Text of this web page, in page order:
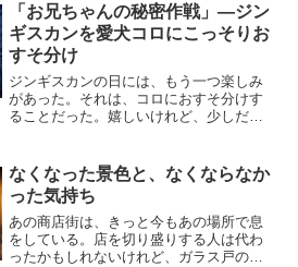
「お兄ちゃんの秘密作戦」―ジン
ギスカンを愛犬コロにこっそりお
すそ分け
ジンギスカンの日には、もう一つ楽しみ
があった。それは、コロにおすそ分けす
ることだった。嬉しいけれど、少しだけ
ロがいる。黒い毛をしたアラスカ犬の雑
種で、体は大きくて優しい...
なくなった景色と、なくならなか
った気持ち
あの商店街は、きっと今もあの場所で息
をしている。店を切り盛りする人は代わ
ったかもしれないけれど、ガラス戸の奥